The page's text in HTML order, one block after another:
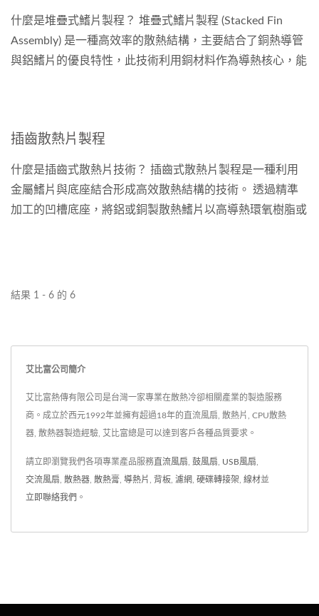
什麼是堆疊式鰭片製程？ 堆疊式鰭片製程 (Stacked Fin
Assembly) 是一種高效率的散熱結構，主要結合了銅熱導管
與鋁鰭片的優良特性，此技術利用銅材料作為導熱核心，能
插齒散熱片製程
什麼是插齒式散熱片技術？ 插齒式散熱片製程是一種利用
金屬鰭片與底座結合形成高效散熱結構的技術。 透過精準
加工的凹槽底座，將鋁或銅製散熱鰭片以高導熱環氧樹脂或
結果 1 - 6 的 6
艾比富公司簡介
艾比富熱傳有限公司是台灣一家專業在散熱冷卻相關產業的製造服務
商。成立於西元1992年並擁有超過18年的直流風扇, 散熱片, CPU散熱
器, 散熱器製造經驗, 艾比富總是可以達到客戶各種品質要求。
請立即瀏覽我們各項專業產品服務 直流風扇 鼓風扇 USB風扇
交流風扇 散熱器 散熱膏 導熱片 背板 濾網 硬碟轉接架 線材並
立即聯絡我們 。